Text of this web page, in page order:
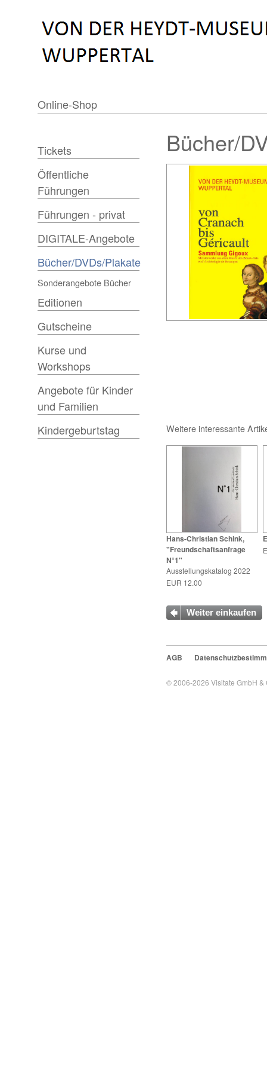
Online-Shop
Tickets
Öffentliche
Führungen
Führungen - privat
DIGITALE-Angebote
Bücher/DVDs/Plakate
Sonderangebote Bücher
Editionen
Gutscheine
Kurse und
Workshops
Angebote für Kinder
und Familien
Kindergeburtstag
Bücher/
Weitere interessante
Hans-Christian Schink,
"Freundschaftsanfrage
N°1"
Ausstellungskatalog 2022
EUR 12.00
Weiter einkaufen
AGB
© 2006-2026 Visitate GmbH &